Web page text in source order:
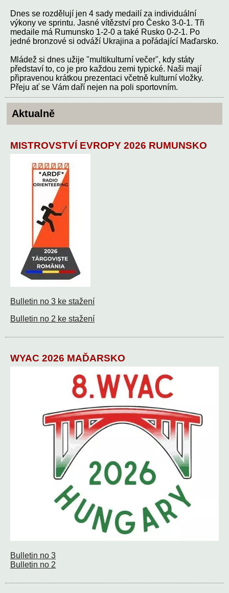
Dnes se rozdělují jen 4 sady medailí za individuální
výkony ve sprintu. Jasné vítězství pro Česko 3-0-1. Tři
medaile má Rumunsko 1-2-0 a také Rusko 0-2-1. Po
jedné bronzové si odváží Ukrajina a pořádající Maďarsko.
Mládež si dnes užije "multikulturní večer", kdy státy
představí to, co je pro každou zemi typické. Naši mají
připravenou krátkou prezentaci včetně kulturní vložky.
Přeju ať se Vám daří nejen na poli sportovním.
Aktualně
MISTROVSTVÍ EVROPY 2026 RUMUNSKO
Bulletin no 3 ke stažení
Bulletin no 2 ke stažení
WYAC 2026 MAĎARSKO
Bulletin no 3
Bulletin no 2